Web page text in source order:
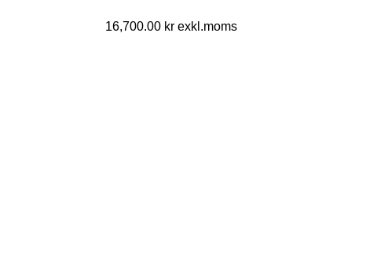
16,700.00 kr